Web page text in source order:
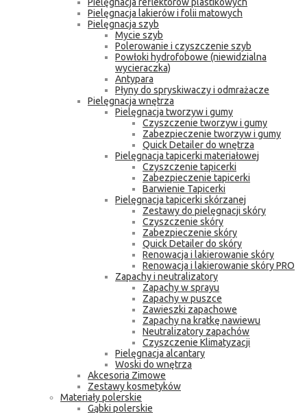
Pielęgnacja lakierów i folii matowych
Pielęgnacja szyb
Mycie szyb
Polerowanie i czyszczenie szyb
Powłoki hydrofobowe (niewidzialna
wycieraczka)
Antypara
Płyny do spryskiwaczy i odmrażacze
Pielęgnacja wnętrza
Pielęgnacja tworzyw i gumy
Czyszczenie tworzyw i gumy
Zabezpieczenie tworzyw i gumy
Quick Detailer do wnętrza
Pielęgnacja tapicerki materiałowej
Czyszczenie tapicerki
Zabezpieczenie tapicerki
Barwienie Tapicerki
Pielęgnacja tapicerki skórzanej
Zestawy do pielęgnacji skóry
Czyszczenie skóry
Zabezpieczenie skóry
Quick Detailer do skóry
Renowacja i lakierowanie skóry
Renowacja i lakierowanie skóry PRO
Zapachy i neutralizatory
Zapachy w sprayu
Zapachy w puszce
Zawieszki zapachowe
Zapachy na kratkę nawiewu
Neutralizatory zapachów
Czyszczenie Klimatyzacji
Pielęgnacja alcantary
Woski do wnętrza
Akcesoria Zimowe
Zestawy kosmetyków
Materiały polerskie
Gąbki polerskie